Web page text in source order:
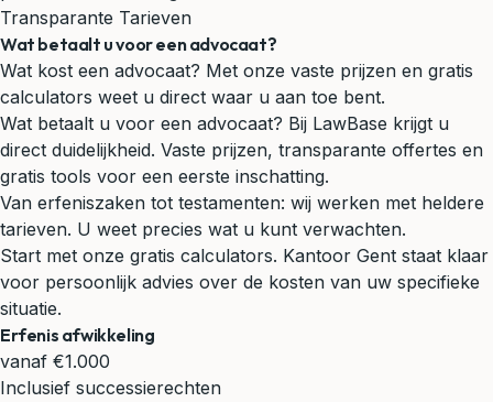
Transparante Tarieven
Wat betaalt u voor een advocaat?
Wat kost een advocaat? Met onze vaste prijzen en gratis
calculators weet u direct waar u aan toe bent.
Wat betaalt u voor een advocaat? Bij LawBase krijgt u
direct duidelijkheid. Vaste prijzen, transparante offertes en
gratis tools voor een eerste inschatting.
Van erfeniszaken tot testamenten: wij werken met heldere
tarieven. U weet precies wat u kunt verwachten.
Start met onze gratis calculators. Kantoor Gent staat klaar
voor persoonlijk advies over de kosten van uw specifieke
situatie.
Erfenis afwikkeling
vanaf €1.000
Inclusief successierechten